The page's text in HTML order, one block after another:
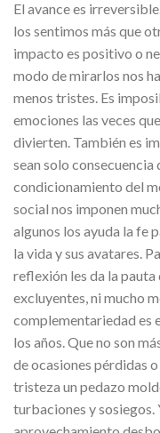
El avance es
los sentimos más que
impacto es positivo o
modo de mirarlos nos
menos tristes. Es
emociones las veces
divierten. También es
sean solo consecuencia
condicionamiento del
social nos imponen
algunos los ayuda la fe
la vida y sus avatares.
reflexión les da la
excluyentes, ni mucho
complementariedad es
los años. Que no son
de ocasiones pérdidas
tristeza un pedazo
turbaciones y sosiegos.